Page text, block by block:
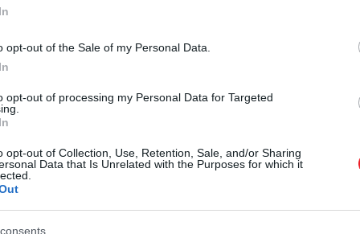
opt-out of the Sale of my Personal Data.
opt-out of processing my Personal Data for Targeted
opt-out of Collection, Use, Retention, Sale, and/or Sharing
Data that Is Unrelated with the Purposes for which it
rosszabbak a látási viszonyok. A
hulló hó sem…
HAMU ÉS GYÉMÁNT